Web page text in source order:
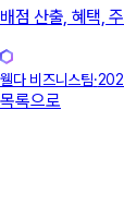
배점 산출, 혜택,
웰다 비즈니스팀·
목록으로